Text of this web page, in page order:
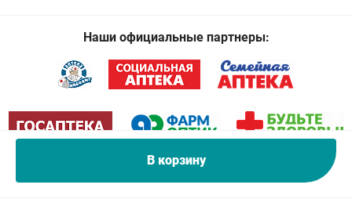
В корзину
Наши официальные партнеры: